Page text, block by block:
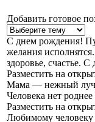
Добавить готовое
С днем рождения!
желания
здоровье, счастье.
Разместить на
Мама — нежный
Человека нет
Разместить на
Любимому человеку